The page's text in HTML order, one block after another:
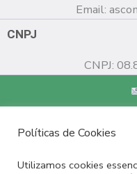
Email:
CNPJ
CNPJ:
Políticas de Cookies
Utilizamos cookies